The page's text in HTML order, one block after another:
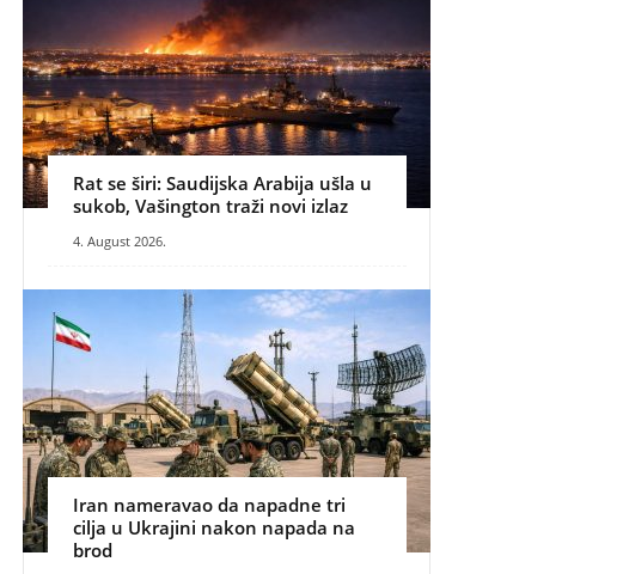
Rat se širi: Saudijska Arabija ušla u
sukob, Vašington traži novi izlaz
4. August 2026.
Iran nameravao da napadne tri
cilja u Ukrajini nakon napada na
brod